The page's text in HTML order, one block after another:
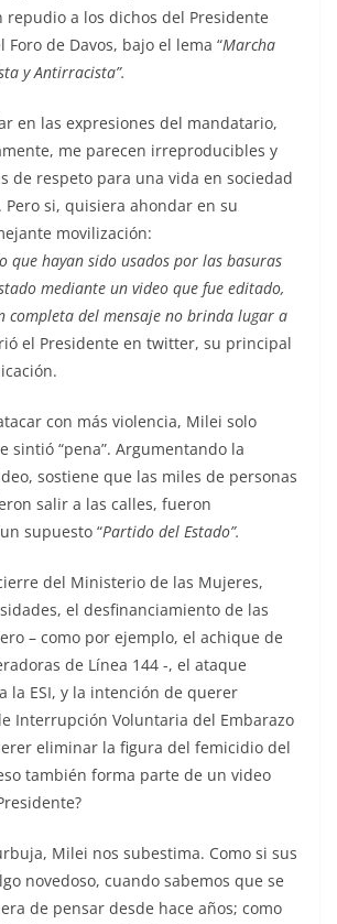
repudio a los dichos del Presidente
Foro de Davos, bajo el lema “Marcha
y Antirracista”.
en las expresiones del mandatario,
me parecen irreproducibles y
de respeto para una vida en sociedad
si, quisiera ahondar en su
movilización:
que hayan sido usados por las basuras
mediante un video que fue editado,
completa del mensaje no brinda lugar a
el Presidente en twitter, su principal
con más violencia, Milei solo
sintió “pena”. Argumentando la
sostiene que las miles de personas
salir a las calles, fueron
supuesto “Partido del Estado”.
del Ministerio de las Mujeres,
el desfinanciamiento de las
– como por ejemplo, el achique de
de Línea 144 -, el ataque
la ESI, y la intención de querer
Interrupción Voluntaria del Embarazo
eliminar la figura del femicidio del
también forma parte de un video
Milei nos subestima. Como si sus
novedoso, cuando sabemos que se
de pensar desde hace años; como